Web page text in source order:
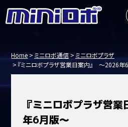
Home ミニロボ通信
ミニロボプラザ
『ミニロボプラザ営業日案内』 ～2026年
『ミニロボプラザ営
年6月版～